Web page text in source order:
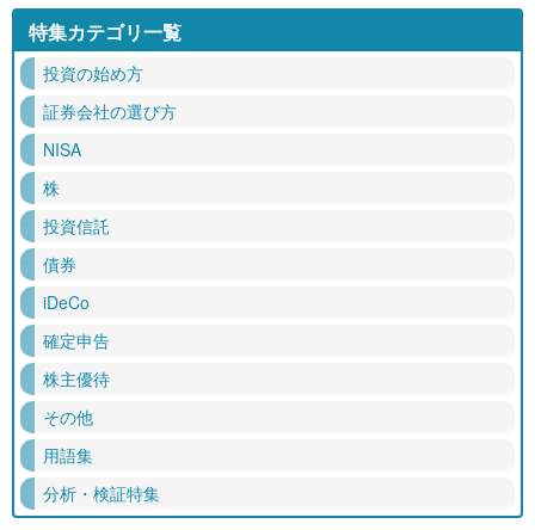
特集カテゴリ一覧
投資の始め方
証券会社の選び方
NISA
株
投資信託
債券
iDeCo
確定申告
株主優待
その他
用語集
分析・検証特集